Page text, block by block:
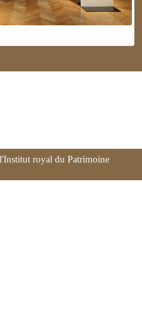
royal du Patrimoine